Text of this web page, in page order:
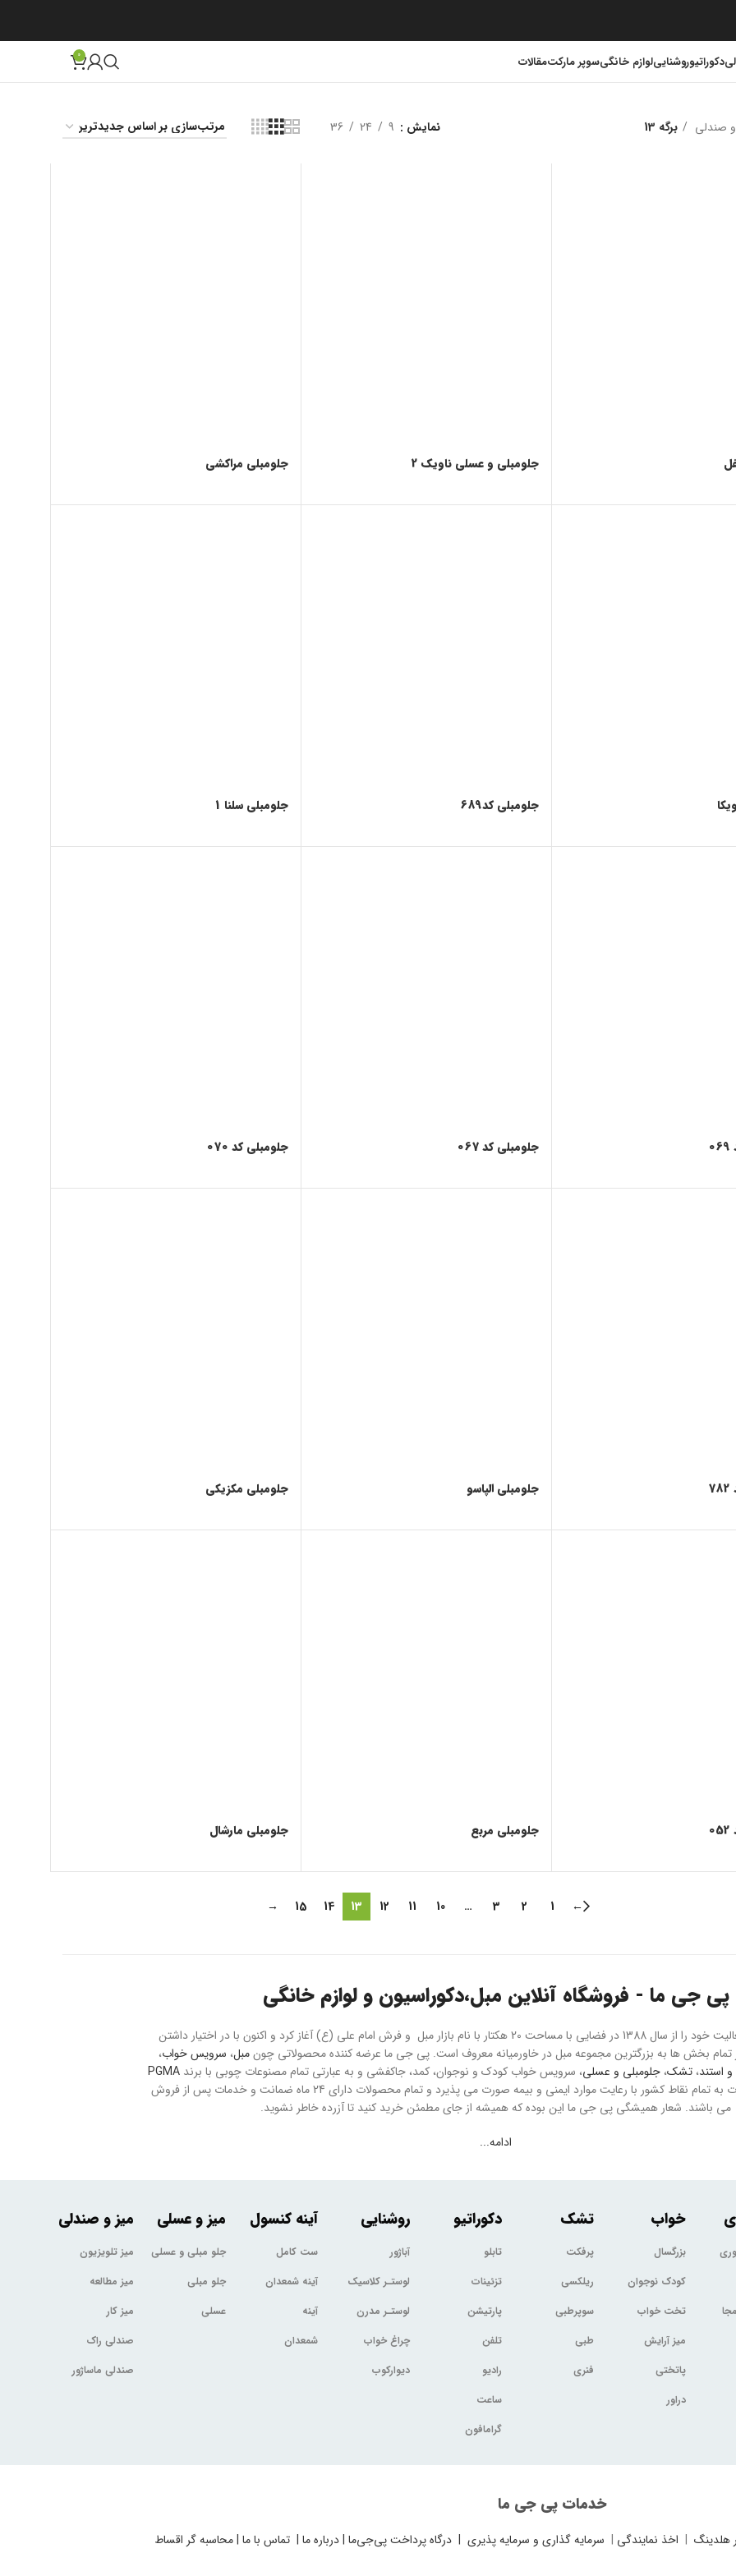
دکوراتیوروشناییلوازم خانگیسوپر مارکتمقالات 0
صندلی برگه 13 نمایش 9
24
36
جلومبلی و عسلی ناویک 2 جلومبلی مراکشی
جلومبلی کد689 جلومبلی سلنا 1
جلومبلی کد 067 جلومبلی کد 070
جلومبلی الپاسو جلومبلی مکزیکی
جلومبلی مربع جلومبلی مارشال
←
1
2
3
…
10
11
12
13
14
15
→
پی جی ما - فروشگاه آنلاین مبل،دکوراسیون و لوازم خانگی
هلدینگ پی جی ما فعالیت خود را از سال 1388 در فضایی با مساحت 20 هکتار با نام بازار مبل و فرش امام علی (ع) آغاز کرد و اکنون با در اختیار داشتن
مبل، سرویس خواب،
و استند، تشک، جلومبلی و عسلی، سرویس خواب کودک و نوجوان، کمد، جاکفشی و به عبارتی تمام مصنوعات چوبی با برند PGMA
می باشد. ارسال سفارشات به تمام نقاط کشور با رعایت موارد ایمنی و بیمه صورت می پذیرد و تمام محصولات دارای 24 ماه ضمانت و خدمات پس از فروش
می باشند. شعار همیشگی پی جی ما این بوده که همیشه از جای مطمئن خرید کنید تا آزرده خاطر نشوید.
ادامه...
میز و صندلی
میز تلویزیون
میز مطالعه
میز کار
صندلی راک
صندلی ماساژور
میز و عسلی
جلو مبلی و عسلی
جلو مبلی
عسلی
آینه کنسول
ست کامل
آینه شمعدان
آینه
شمعدان
روشنایی
آباژور
لوستـر کلاسیک
لوستـر مدرن
چراغ خواب
دیوارکوب
دکوراتیو
تابلو
تزئینات
پارتیشن
تلفن
رادیو
ساعت
گرامافون
تشک
پرفکت
ریلکسی
سوپرطبی
طبی
فنری
خواب
بزرگسال
کودک نوجوان
تخت خواب
میز آرایش
پاتختی
دراور
خدمات پی جی ما
هلدینگ | اخذ نمایندگی | سرمایه گذاری و سرمایه پذیری | درگاه پرداخت پی‌جی‌ما | درباره ما | تماس با ما | محاسبه گر اقساط